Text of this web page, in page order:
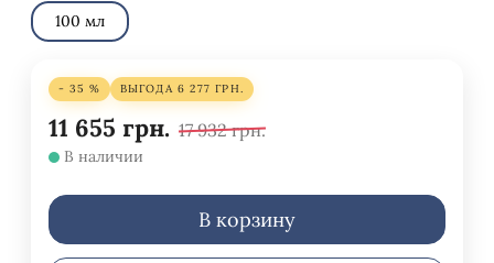
100 мл
- 35 % ВЫГОДА 6 277 ГРН.
11 655 грн. 17 932 грн.
В наличии
В корзину